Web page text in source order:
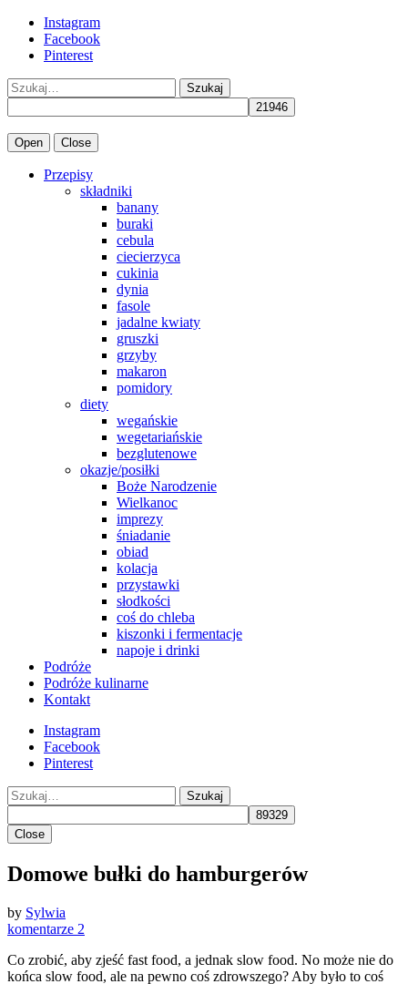
Instagram
Facebook
Pinterest
Szukaj
Open Close
Przepisy
składniki
banany
buraki
cebula
ciecierzyca
cukinia
dynia
fasole
jadalne kwiaty
gruszki
grzyby
makaron
pomidory
diety
wegańskie
wegetariańskie
bezglutenowe
okazje/posiłki
Boże Narodzenie
Wielkanoc
imprezy
śniadanie
obiad
kolacja
przystawki
słodkości
coś do chleba
kiszonki i fermentacje
napoje i drinki
Podróże
Podróże kulinarne
Kontakt
Instagram
Facebook
Pinterest
Szukaj
Close
Domowe bułki do hamburgerów
by Sylwia
komentarze 2
Co zrobić, aby zjeść fast food, a jednak slow food. No może nie do
końca slow food, ale na pewno coś zdrowszego? Aby było to coś